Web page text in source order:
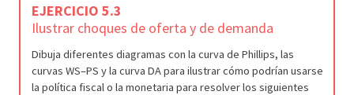
EJERCICIO 5.3
Ilustrar choques de oferta y de demanda
Dibuja diferentes diagramas con la curva de Phillips, las
curvas WS–PS y la curva DA para ilustrar cómo podrían usarse
la política fiscal o la monetaria para resolver los siguientes